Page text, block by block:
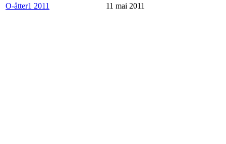
O-åtter1 2011
11 mai 2011